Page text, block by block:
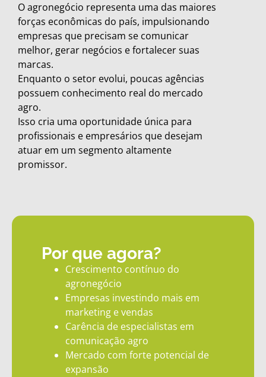
O agronegócio representa uma das maiores
forças econômicas do país, impulsionando
empresas que precisam se comunicar
melhor, gerar negócios e fortalecer suas
marcas.
Enquanto o setor evolui, poucas agências
possuem conhecimento real do mercado
agro.
Isso cria uma oportunidade única para
profissionais e empresários que desejam
atuar em um segmento altamente
promissor.
Por que agora?
Crescimento contínuo do
agronegócio
Empresas investindo mais em
marketing e vendas
Carência de especialistas em
comunicação agro
Mercado com forte potencial de
expansão